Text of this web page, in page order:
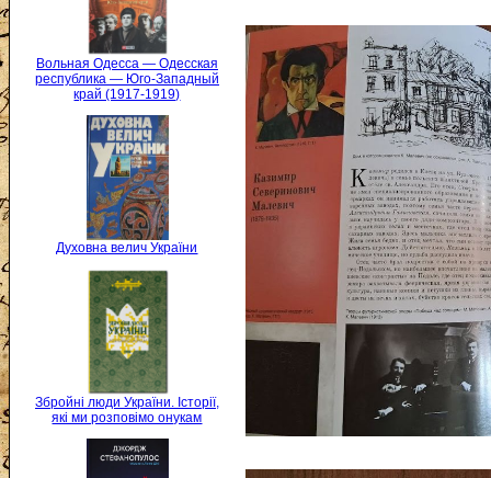
Вольная Одесса — Одесская
республика — Юго-Западный
край (1917-1919)
Духовна велич України
Збройні люди України. Історії,
які ми розповімо онукам